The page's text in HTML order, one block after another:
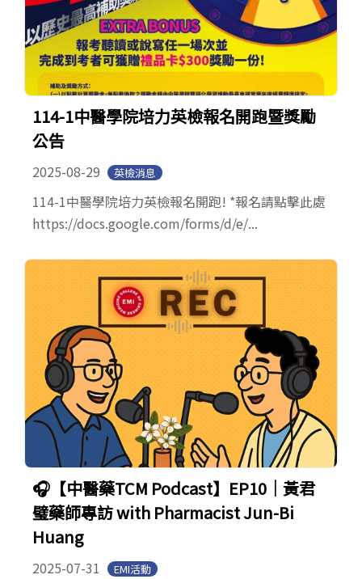
114-1中醫學院培力英檢報名開跑暨獎勵
公告
2025-08-29 英檢消息
114-1中醫學院培力英檢報名開跑! *報名請點擊此處
https://docs.google.com/forms/d/e/...
🎧【中醫藥TCM Podcast】EP10｜黃君
璧藥師專訪 with Pharmacist Jun-Bi
Huang
2025-07-31 EMI活動